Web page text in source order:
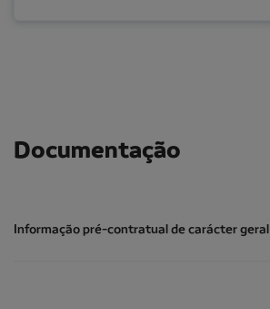
Documentação
Informação pré-contratual de carácter geral